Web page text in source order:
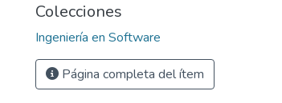
Colecciones
Ingeniería en Software
Página completa del ítem